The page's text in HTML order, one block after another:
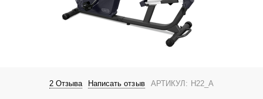
2 Отзыва Написать отзыв АРТИКУЛ: H22_A